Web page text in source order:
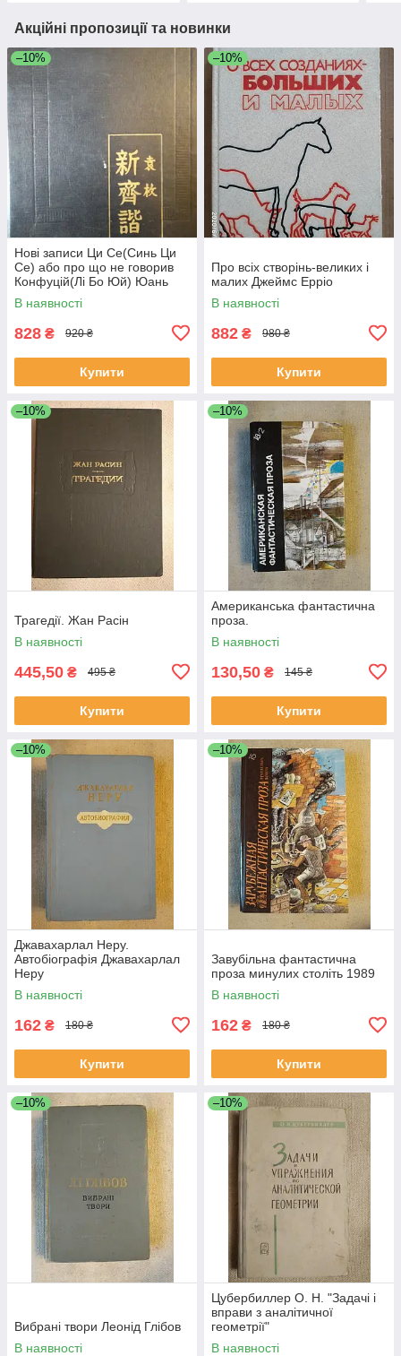
Акційні пропозиції та новинки
–10%
Нові записи Ци Се(Синь Ци
Се) або про що не говорив
Конфуцій(Лі Бо Юй) Юань
Мей
В наявності
828 ₴ 920 ₴
Купити
–10%
Про всіх створінь-великих і
малих Джеймс Ерріо
В наявності
882 ₴ 980 ₴
Купити
–10%
Трагедії. Жан Расін
В наявності
445,50 ₴ 495 ₴
Купити
–10%
Американська фантастична
проза.
В наявності
130,50 ₴ 145 ₴
Купити
–10%
Джавахарлал Неру.
Автобіографія Джавахарлал
Неру
В наявності
162 ₴ 180 ₴
Купити
–10%
Завубільна фантастична
проза минулих століть 1989
В наявності
162 ₴ 180 ₴
Купити
–10%
Вибрані твори Леонід Глібов
В наявності
–10%
Цубербиллер О. Н. "Задачі і
вправи з аналітичної
геометрії"
В наявності